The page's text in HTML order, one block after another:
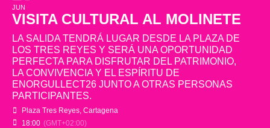
JUN
VISITA CULTURAL AL MOLINETE
LA SALIDA TENDRÁ LUGAR DESDE LA PLAZA DE
LOS TRES REYES Y SERÁ UNA OPORTUNIDAD
PERFECTA PARA DISFRUTAR DEL PATRIMONIO,
LA CONVIVENCIA Y EL ESPÍRITU DE
ENORGULLECT26 JUNTO A OTRAS PERSONAS
PARTICIPANTES.
Plaza Tres Reyes, Cartagena
18:00 (GMT+02:00)